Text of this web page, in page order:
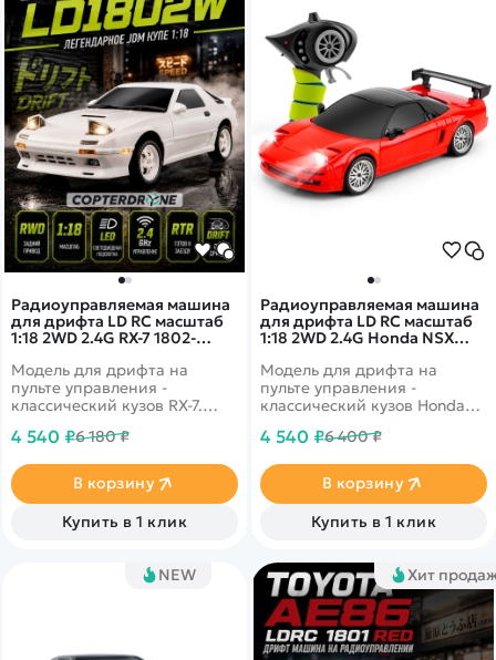
Радиоуправляемая машина
для дрифта LD RC масштаб
1:18 2WD 2.4G RX-7 1802-
Модель для дрифта на
пульте управления -
классический кузов RX-7.
детализацию. Задний
коллекторным мотором.
Поднимающиеся фары со
светодиодными огнями.
Встроенный гироскоп для
время дрифт заездов.
4 540 ₽6 180 ₽
В корзину
Купить в 1 клик
Радиоуправляемая машина
для дрифта LD RC масштаб
1:18 2WD 2.4G Honda NSX
Модель для дрифта на
пульте управления -
классический кузов Honda
детализацию. В комплекте 2
типов поверхностей. Задний
привод 2WD с мощным
коллекторным мотором.
Поднимающиеся фары со
Встроенный гироскоп для
курсовой устойчивости во
время дрифт заездов.
4 540 ₽6 400 ₽
В корзину
Купить в 1 клик
NEW Хит